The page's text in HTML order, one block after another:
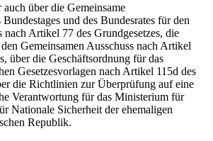
über die Gemeinsame
und des Bundesrates für den
nach Artikel 77 des Grundgesetzes, die
Gemeinsamen Ausschuss nach Artikel
über die Geschäftsordnung für das
Gesetzesvorlagen nach Artikel 115d des
die Richtlinien zur Überprüfung auf eine
Verantwortung für das Ministerium für
Nationale Sicherheit der ehemaligen
Republik.